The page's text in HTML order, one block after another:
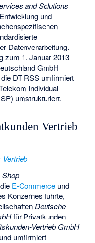
and Solutions
und
Datenverarbeitung.
zum 1. Januar 2013
GmbH
DT RSS umfirmiert
Individual
umstrukturiert.
Vertrieb
Vertrieb
Shop
E-Commerce und
Konzernes führte,
Deutsche
für Privatkunden
Vertrieb GmbH
umfirmiert.